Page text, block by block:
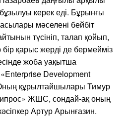
керек еді. Бұрынғы
мәселені бейбіт
түсініп, талап қойып,
қарыс жерді де бермейміз
жоба уақытша
Development
құрылтайшылары Тимур
ЖШС, сондай-ақ оның
Артур Арынғазин.